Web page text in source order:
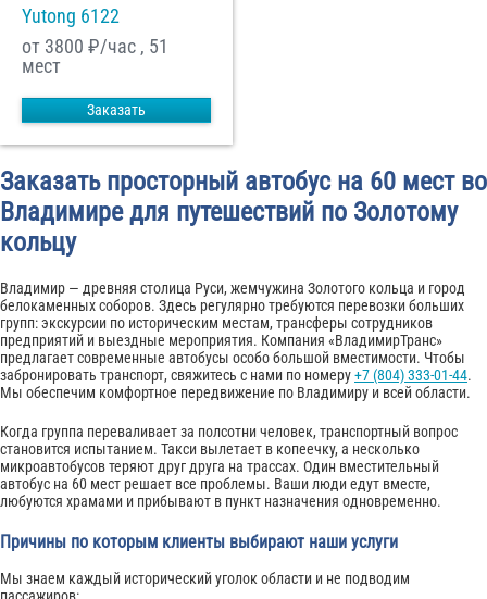
Yutong 6122
от 3800 ₽/час , 51
мест
Заказать
Заказать просторный автобус на 60 мест во
Владимире для путешествий по Золотому
кольцу
Владимир — древняя столица Руси, жемчужина Золотого кольца и город
белокаменных соборов. Здесь регулярно требуются перевозки больших
групп: экскурсии по историческим местам, трансферы сотрудников
предприятий и выездные мероприятия. Компания «ВладимирТранс»
предлагает современные автобусы особо большой вместимости. Чтобы
забронировать транспорт, свяжитесь с нами по номеру+7 (804) 333-01-44.
Мы обеспечим комфортное передвижение по Владимиру и всей области.
Когда группа переваливает за полсотни человек, транспортный вопрос
становится испытанием. Такси вылетает в копеечку, а несколько
микроавтобусов теряют друг друга на трассах. Один вместительный
автобус на 60 мест решает все проблемы. Ваши люди едут вместе,
любуются храмами и прибывают в пункт назначения одновременно.
Причины по которым клиенты выбирают наши услуги
Мы знаем каждый исторический уголок области и не подводим